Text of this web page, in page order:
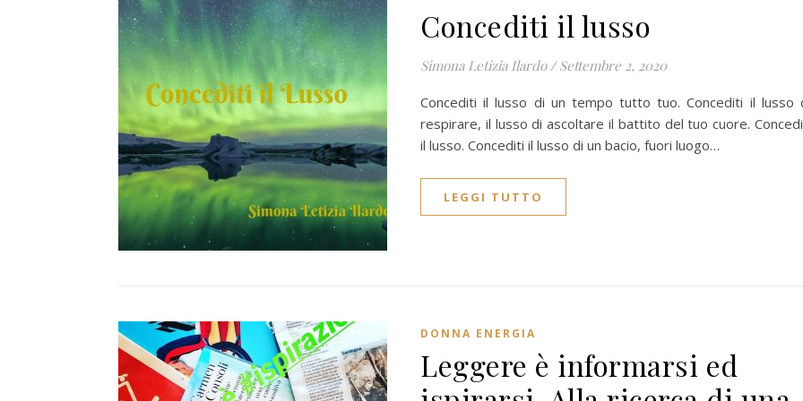
Concediti il lusso
Simona Letizia Ilardo / Settembre 2, 2020
Concediti il lusso di un tempo tutto tuo. Concediti il lusso
respirare, il lusso di ascoltare il battito del tuo cuore.
il lusso. Concediti il lusso di un bacio, fuori luogo…
LEGGI TUTTO
DONNA ENERGIA
Leggere è informarsi ed